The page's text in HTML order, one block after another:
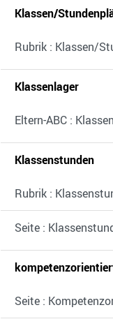
Klassen/
Rubrik : Klassen/
Klassenlager
Eltern-ABC :
Klassenstunden
Rubrik :
Seite :
Seite :